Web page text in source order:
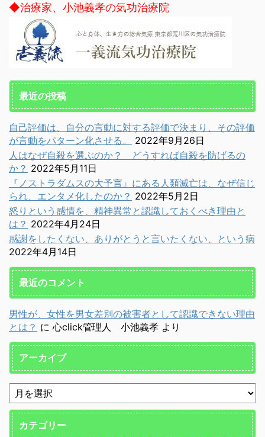
◆治療家、小池義孝の気功治療院
最近の投稿
自己評価は、自分の言動に対する評価で決まり、その評価
が言動をパターン化させる。
2022年9月26日
人はなぜ自殺を選ぶのか？ どうすれば自殺を防げるの
か？ 2022年5月11日
『ノストラダムスの大予言』にある人類滅亡は、なぜ信じ
られ、エンタメ化したのか？ 2022年5月2日
怒りという感情を、精神異常と認識しておくべき理由と
は？ 2022年4月24日
感謝をしたくない、ありがとうと言いたくない、という病
2022年4月14日
最近のコメント
男性が、女性を男女差別の被害者として認識できない理由
とは？ に 心click管理人 小池義孝 より
アーカイブ
カテゴリー